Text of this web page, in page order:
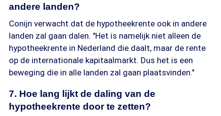
andere landen?
Conijn verwacht dat de hypotheekrente ook in andere
landen zal gaan dalen. "Het is namelijk niet alleen de
hypotheekrente in Nederland die daalt, maar de rente
op de internationale kapitaalmarkt. Dus het is een
beweging die in alle landen zal gaan plaatsvinden."
7. Hoe lang lijkt de daling van de
hypotheekrente door te zetten?